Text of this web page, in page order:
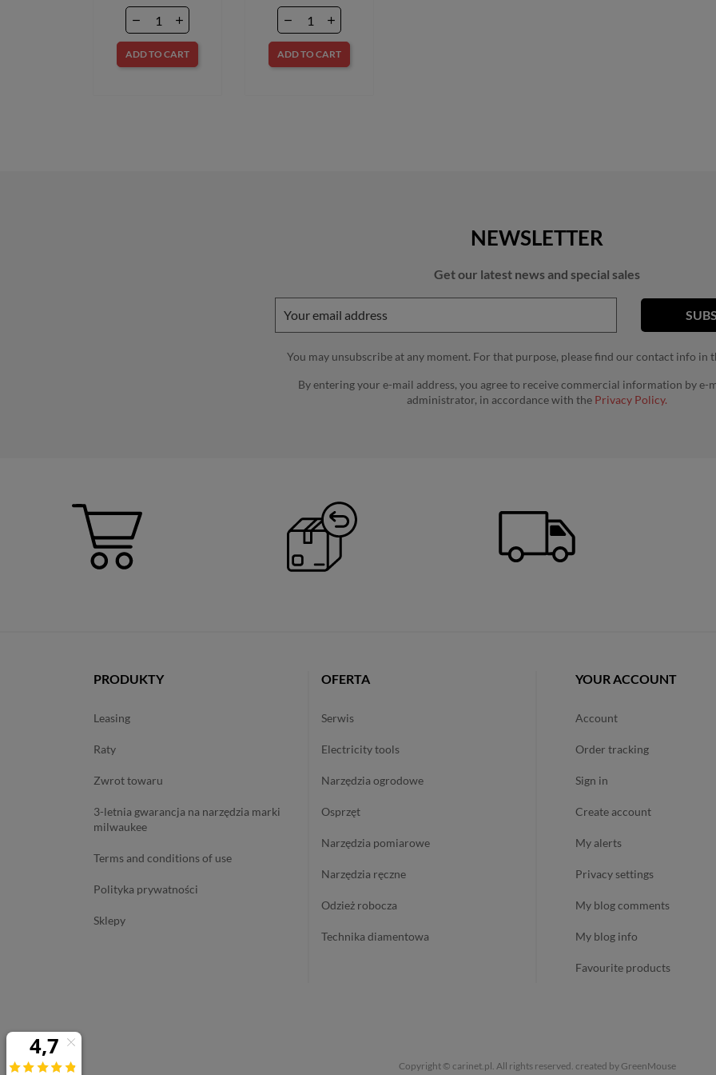
ADD TO CART ADD TO CART
NEWSLETTER
Get our latest news and special sales
You may unsubscribe at any moment. For that purpose, please find our contact info in
By entering your e-mail address, you agree to receive commercial information by e-
administrator, in accordance with the Privacy Policy.
PRODUKTY
leasing
raty
zwrot towaru
3-letnia gwarancja na narzędzia marki
milwaukee
terms and conditions of use
polityka prywatności
sklepy
OFERTA
serwis
electricity tools
narzędzia ogrodowe
osprzęt
narzędzia pomiarowe
narzędzia ręczne
odzież robocza
technika diamentowa
YOUR ACCOUNT
account
order tracking
sign in
create account
my alerts
privacy settings
my blog comments
my blog info
favourite products
Copyright © carinet.pl. All rights reserved. created by GreenMouse